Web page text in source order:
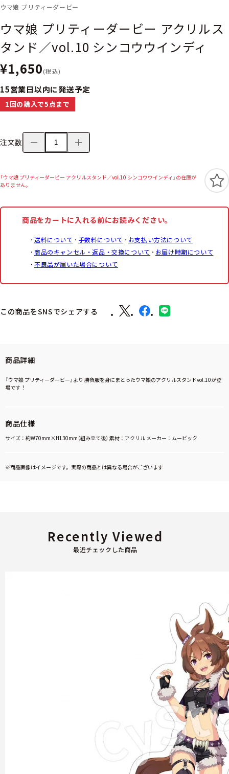
ウマ娘 プリティーダービー
ウマ娘 プリティーダービー アクリルス
タンド／vol.10 シンコウウインディ
¥1,650(税込)
15営業日以内に発送予定
1回の購入で5点まで
注文数
「ウマ娘 プリティーダービー アクリルスタンド／vol.10 シンコウウインディ」の在庫が
ありません。
商品をカートに入れる前にお読みください。
送料について 手数料について
お支払い方法について
商品のキャンセル・返品・交換について
お届け時期について
不良品が届いた場合について
この商品をSNSでシェアする
商品詳細
『ウマ娘 プリティーダービー』より 勝負服を身にまとったウマ娘のアクリルスタンドvol.10が登
場です！
商品仕様
サイズ：約W70mm×H130mm（組み立て後） 素材：アクリル メーカー：ムービック
※商品画像はイメージです。実際の商品とは異なる場合がございます
最近チェックした商品
Recently Viewed